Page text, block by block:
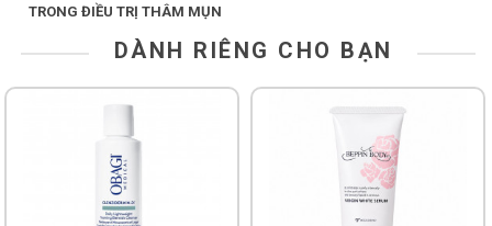
TRONG ĐIỀU TRỊ THÂM MỤN
DÀNH RIÊNG CHO BẠN